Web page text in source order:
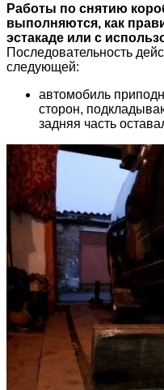
Работы по снятию
выполняются, как
эстакаде или с
Последовательность
следующей:
автомобиль
сторон,
задняя часть